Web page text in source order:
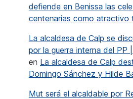
defiende en Benissa las
centenarias como atractivo
La alcaldesa de Calp se
por la guerra interna del PP
en La alcaldesa de Calp
Domingo Sánchez y Hilde
Mut será el alcaldable por